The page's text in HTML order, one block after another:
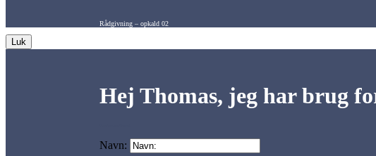
Rådgivning – opkald 02
Luk
Hej Thomas, jeg har brug
Navn: